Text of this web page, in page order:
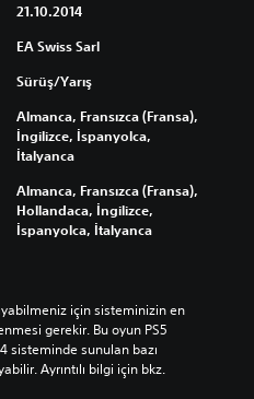
21.10.2014
EA Swiss Sarl
Sürüş/Yarış
Almanca, Fransızca (Fransa),
İngilizce, İspanyolca,
İtalyanca
Almanca, Fransızca (Fransa),
Hollandaca, İngilizce,
İspanyolca, İtalyanca
için sisteminizin en
gerekir. Bu oyun PS5
sisteminde sunulan bazı
Ayrıntılı bilgi için bkz.